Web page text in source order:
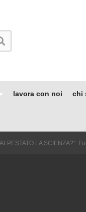
lavora con noi chi
LA SCIENZA?".